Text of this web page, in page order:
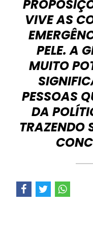
VIVE AS
PELE. A
MUITO
PESSOAS
DA
TRAZENDO